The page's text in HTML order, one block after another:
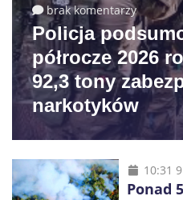
brak komentarzy
Policja
półrocze 2026
92,3 tony
narkotyków
10:31
Ponad